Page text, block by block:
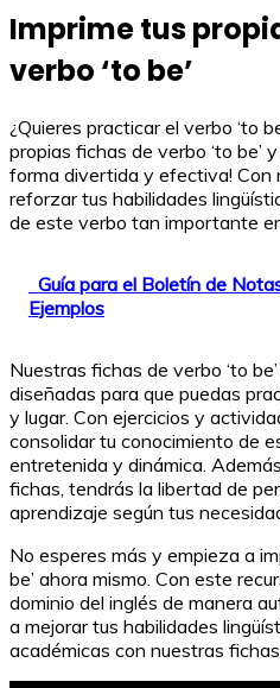
Imprime tus
verbo ‘to be’
¿Quieres practicar el verbo ‘to
propias fichas de verbo ‘to be’
forma divertida y efectiva! Con
reforzar tus habilidades
de este verbo tan importante
Guía para el Boletín de
Ejemplos
Nuestras fichas de verbo ‘to
diseñadas para que puedas
y lugar. Con ejercicios y
consolidar tu conocimiento de
entretenida y dinámica.
fichas, tendrás la libertad de
aprendizaje según tus
No esperes más y empieza a
be’ ahora mismo. Con este
dominio del inglés de manera
a mejorar tus habilidades
académicas con nuestras fichas